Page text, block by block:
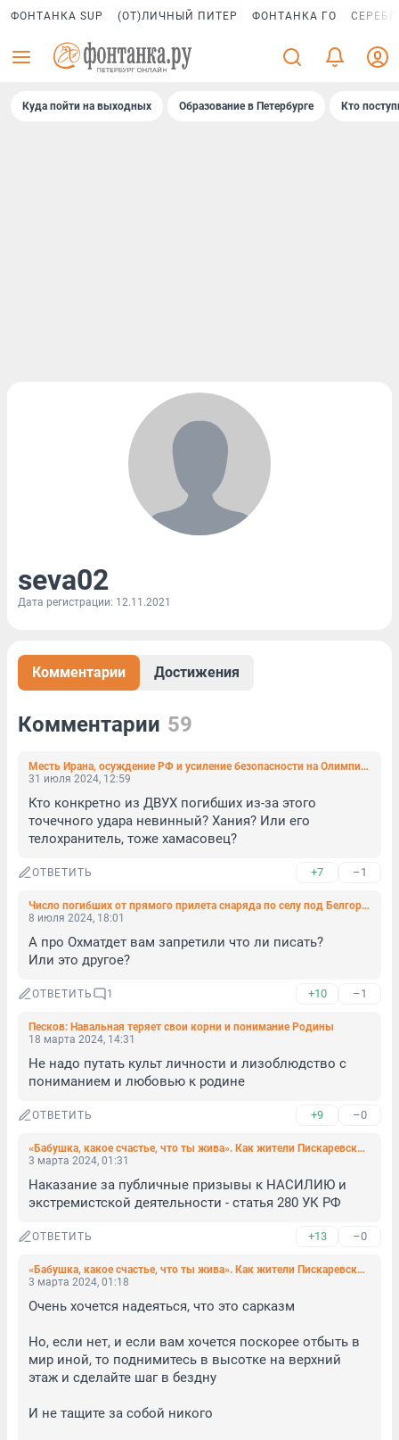
ФОНТАНКА SUP (ОТ)ЛИЧНЫЙ ПИТЕР ФОНТАНКА ГО
Куда пойти на выходных Образование в Петербурге Кто
seva02
Дата регистрации: 12.11.2021
Комментарии Достижения
Комментарии 59
Месть Ирана, осуждение РФ и усиление безопасности на Олимпиаде. Реакции на убийство политического лидера ХАМАС
31 июля 2024, 12:59
Кто конкретно из ДВУХ погибших из-за этого
точечного удара невинный? Хания? Или его
телохранитель, тоже хамасовец?
ОТВЕТИТЬ +7 –1
Число погибших от прямого прилета снаряда по селу под Белгородом выросло до двух
8 июля 2024, 18:01
А про Охматдет вам запретили что ли писать?
Или это другое?
ОТВЕТИТЬ 1 +10 –1
Песков: Навальная теряет свои корни и понимание Родины
18 марта 2024, 14:31
Не надо путать культ личности и лизоблюдство с
пониманием и любовью к родине
ОТВЕТИТЬ +9 –0
«Бабушка, какое счастье, что ты жива». Как жители Пискаревского проспекта пережили удар беспилотника по пятиэтажке
3 марта 2024, 01:31
Наказание за публичные призывы к НАСИЛИЮ и
экстремистской деятельности - статья 280 УК РФ
ОТВЕТИТЬ +13 –0
«Бабушка, какое счастье, что ты жива». Как жители Пискаревского проспекта пережили удар беспилотника по пятиэтажке
3 марта 2024, 01:18
Очень хочется надеяться, что это сарказм
Но, если нет, и если вам хочется поскорее отбыть в
мир иной, то поднимитесь в высотке на верхний
этаж и сделайте шаг в бездну
И не тащите за собой никого